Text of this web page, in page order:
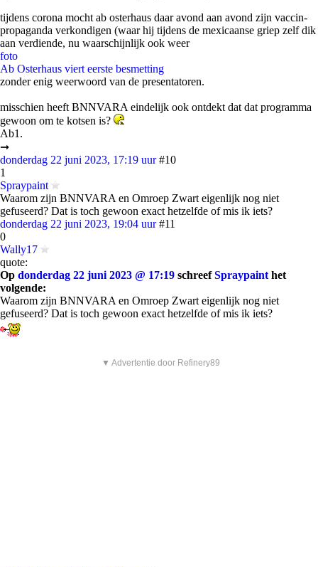
tijdens corona mocht ab osterhaus daar avond aan avond zijn vaccin-
propaganda verkondigen (waar hij tijdens de mexicaanse griep zelf dik
aan verdiende, nu waarschijnlijk ook weer
foto
Ab Osterhaus viert eerste besmetting
zonder enig weerwoord van de presentatoren.
misschien heeft BNNVARA eindelijk ook ontdekt dat dat programma
gewoon om te kotsen is?
Ab1.
➞
donderdag 22 juni 2023, 17:19 uur #10
1
Spraypaint
Waarom zijn BNNVARA en Omroep Zwart eigenlijk nog niet
gefuseerd? Dat is toch gewoon exact hetzelfde of mis ik iets?
donderdag 22 juni 2023, 19:04 uur #11
0
Wally17
quote:
Op donderdag 22 juni 2023 @ 17:19 schreefSpraypaint het
volgende:
Waarom zijn BNNVARA en Omroep Zwart eigenlijk nog niet
gefuseerd? Dat is toch gewoon exact hetzelfde of mis ik iets?
▼ Advertentie door Refinery89